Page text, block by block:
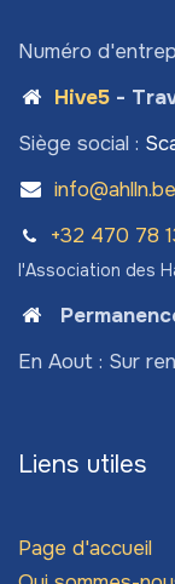
Numéro
Hive5-
Siège social :
info@ahlln.be
+32 470 78​
l'Association des
En Aout : Sur
Liens utiles
Page d'accueil